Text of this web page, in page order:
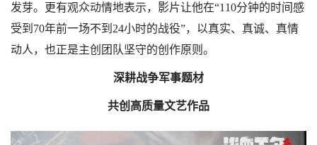
发芽。更有观众动情地表示，影片让他在“110分钟的时间感
受到70年前一场不到24小时的战役”，以真实、真诚、真情
动人，也正是主创团队坚守的创作原则。
深耕战争军事题材
共创高质量文艺作品